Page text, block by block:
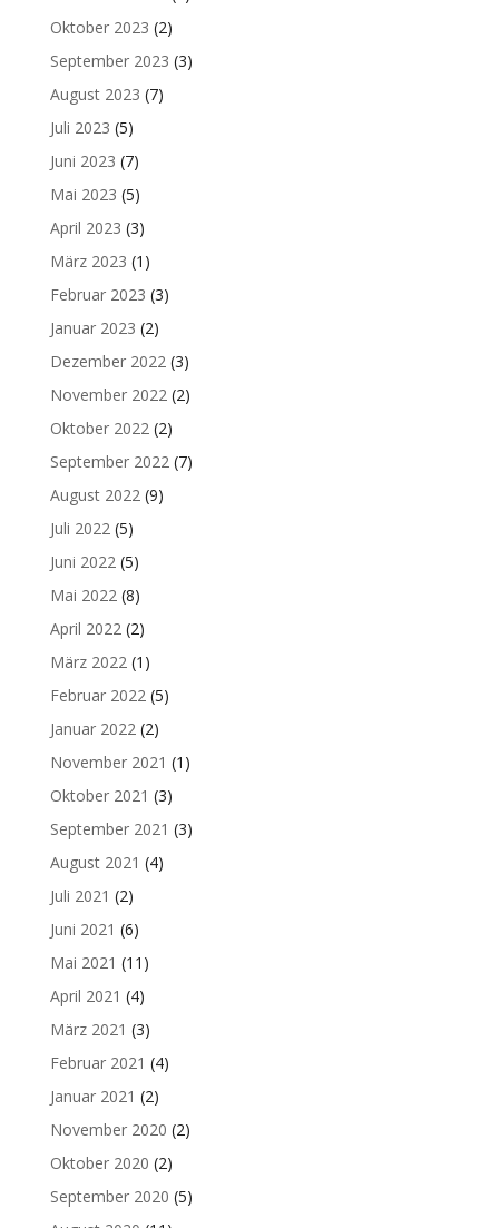
Oktober 2023 (2)
September 2023 (3)
August 2023 (7)
Juli 2023 (5)
Juni 2023 (7)
Mai 2023 (5)
April 2023 (3)
März 2023 (1)
Februar 2023 (3)
Januar 2023 (2)
Dezember 2022 (3)
November 2022 (2)
Oktober 2022 (2)
September 2022 (7)
August 2022 (9)
Juli 2022 (5)
Juni 2022 (5)
Mai 2022 (8)
April 2022 (2)
März 2022 (1)
Februar 2022 (5)
Januar 2022 (2)
November 2021 (1)
Oktober 2021 (3)
September 2021 (3)
August 2021 (4)
Juli 2021 (2)
Juni 2021 (6)
Mai 2021 (11)
April 2021 (4)
März 2021 (3)
Februar 2021 (4)
Januar 2021 (2)
November 2020 (2)
Oktober 2020 (2)
September 2020 (5)